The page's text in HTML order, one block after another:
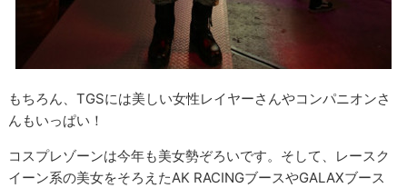
もちろん、TGSには美しい女性レイヤーさんやコンパニオンさ
んもいっぱい！
コスプレゾーンは今年も美女勢ぞろいです。そして、レースク
イーン系の美女をそろえたAK RACINGブースやGALAXブース